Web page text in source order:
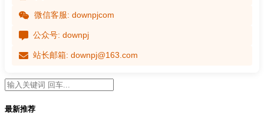
微信客服: downpjcom
公众号: downpj
站长邮箱: downpj@163.com
最新推荐